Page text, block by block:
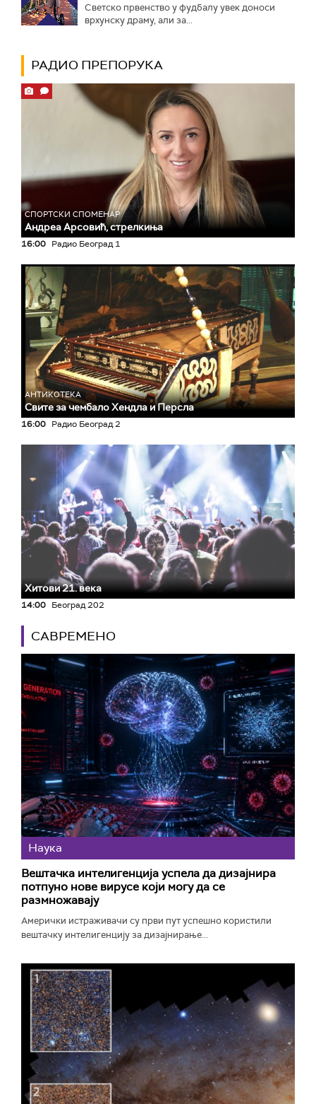
Светско првенство у фудбалу увек доноси
врхунску драму, али за...
РАДИО ПРЕПОРУКА
СПОРТСКИ СПОМЕНАР
Андреа Арсовић, стрелкиња
16:00 Радио Београд 1
АНТИКОТЕКА
Свите за чембало Хендла и Персла
16:00 Радио Београд 2
Хитови 21. века
14:00 Београд 202
САВРЕМЕНО
Наука
Вештачка интелигенција успела да дизајнира
потпуно нове вирусе који могу да се
размножавају
Амерички истраживачи су први пут успешно користили
вештачку интелигенцију за дизајнирање...